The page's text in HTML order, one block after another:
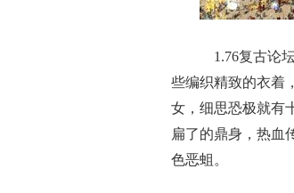
1.76复古论
些编织精致的衣着
女，细思恐极就有
扁了的鼎身，热血
色恶蛆。